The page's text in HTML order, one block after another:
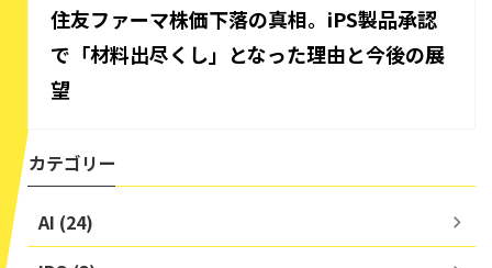
住友ファーマ株価下落の真相。iPS製品承認
で「材料出尽くし」となった理由と今後の展
望
カテゴリー
AI (24)